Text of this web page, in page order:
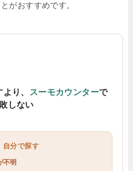
がおすすめです。
り、 スーモカウンターで
しない
自分で探す
不明